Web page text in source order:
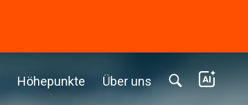
Höhepunkte Über uns